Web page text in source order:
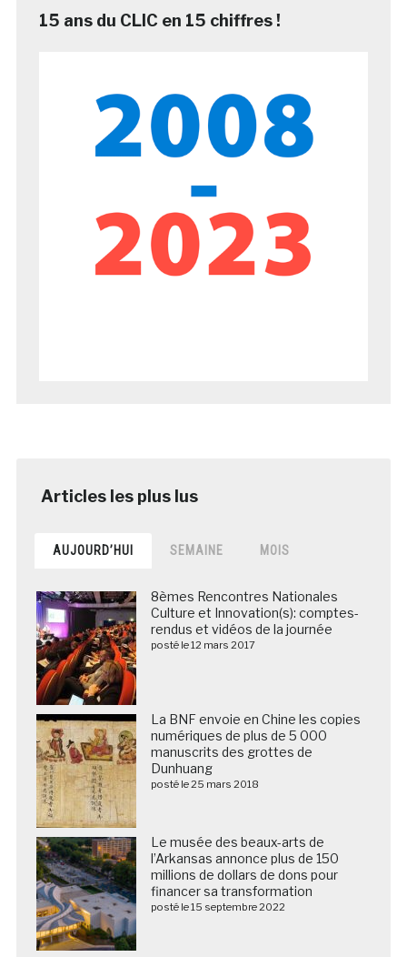
15 ans du CLIC en 15 chiffres !
AUJOURD’HUI SEMAINE MOIS
8èmes Rencontres Nationales
Culture et Innovation(s): comptes-
rendus et vidéos de la journée
posté le 12 mars 2017
La BNF envoie en Chine les copies
numériques de plus de 5 000
manuscrits des grottes de
Dunhuang
posté le 25 mars 2018
Le musée des beaux-arts de
l’Arkansas annonce plus de 150
millions de dollars de dons pour
financer sa transformation
posté le 15 septembre 2022